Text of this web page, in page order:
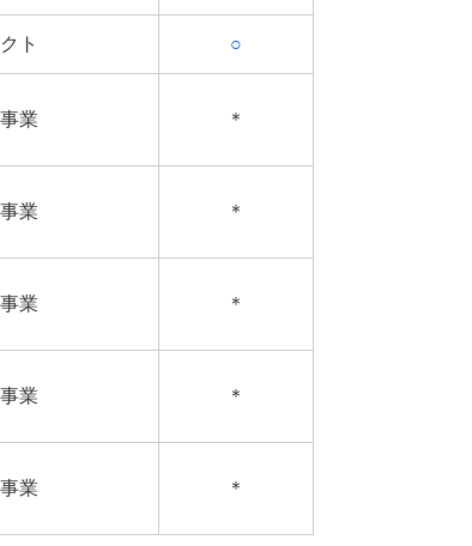
ト ○
業 ＊
業 ＊
業 ＊
業 ＊
業 ＊